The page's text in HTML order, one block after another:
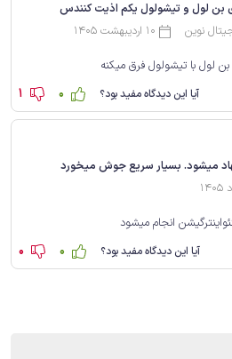
بن لول و تیشو‌لول یکم اذیت کنندس
نوین
10 اردیبهشت 1405
لول با تیشو‌لول فرق میکنه
آیا این دیدگاه مفید بود؟ 0
1
انجام میشود
آیا این دیدگاه مفید بود؟ 0
0